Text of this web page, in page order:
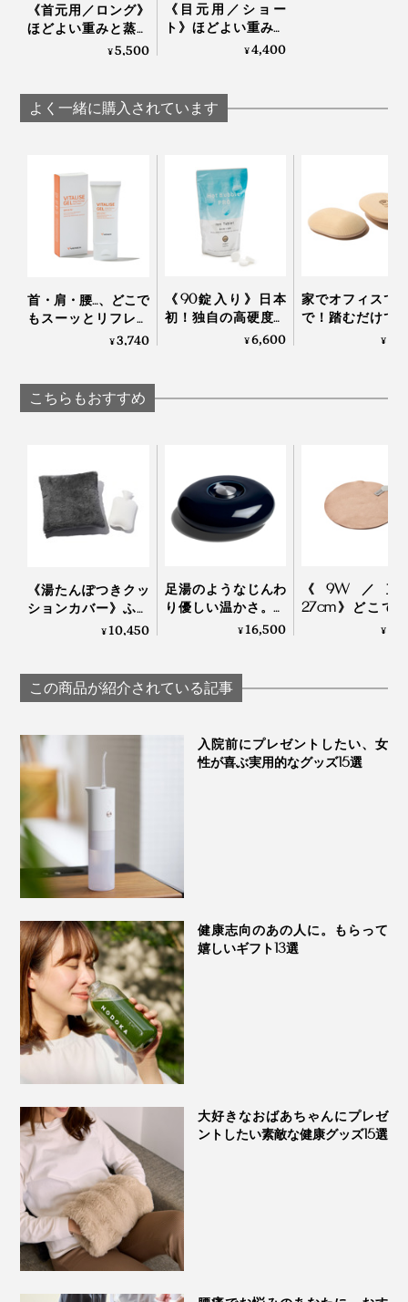
「チェリーストーンピロー」の中では、一番多くのチェ
使い方は至ってシンプル。
温熱パッドとして使うなら、500Wの電子レンジにその
繰り返し愛用するうちにチェリー種（中材）の乾燥が気
分を保湿してあげるのもおすすめ。
クーリングパッドとして使うなら、ビニール袋に入れ
て、冷蔵庫で数時間（60分以上）冷やしてください。
ちなみに私は、何度か使っているうちに「発酵したての
焼く前のパン」みたいな香りに安心感を抱くようになり
《首元用／ロング》
ほどよい重みと蒸気
で、じんわり気持ち
が見つけた伝統的ヒ
ーリング「チェリー
¥5,500
《目元用／ショー
ト》ほどよい重みと
蒸気で、じんわり気
働者が見つけた伝統
的ヒーリング「チェ
チュラ
¥4,400
よく一緒に購入されています
首・肩・腰…、どこで
もスーッとリフレッ
シュする「バイタラ
¥3,740
《90錠入り》日本
初！独自の高硬度マ
イクロカプセル技術
¥6,600
家でオフィスで
で！踏むだけで
ら元気になれる
¥
こちらもおすすめ
《湯たんぽつきクッ
ションカバー》ふん
わり毛足2cmのメリ
い「クッションカバ
ー」｜LOOM &
スプール SERENE
¥10,450
足湯のようなじんわ
り優しい温かさ。あ
なたの頭寒足熱を支
Yutanpo by Masahiro
Minami
¥16,500
《9W／直
27cm》どこで
ったかデスク
¥
この商品が紹介されている記事
入院前にプレゼントしたい、女
性が喜ぶ実用的なグッズ15選
健康志向のあの人に。もらって
嬉しいギフト13選
大好きなおばあちゃんにプレゼ
ントしたい素敵な健康グッズ15選